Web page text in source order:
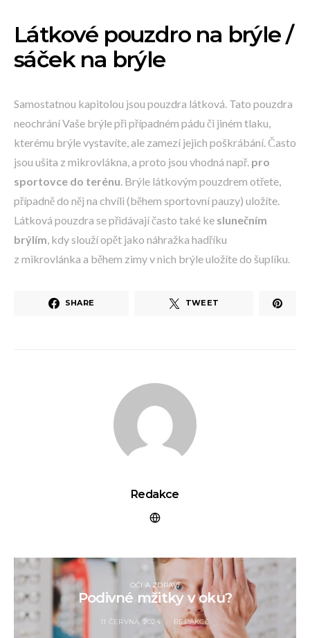
Látkové pouzdro na brýle /
sáček na brýle
Samostatnou kapitolou jsou pouzdra látková. Tato pouzdra
neochrání Vaše brýle při případném pádu či jiném tlaku,
kterému brýle vystavíte, ale zamezí jejich poškrábání. Často
jsou ušita z mikrovlákna, a proto jsou vhodná např. pro
sportovce do terénu. Brýle látkovým pouzdrem otřete,
případně do něj na chvíli (během sportovní pauzy) uložíte.
Látková pouzdra se přidávají často také ke slunečním
brýlím, kdy slouží opět jako náhražka hadříku
z mikrovlánka a během zimy v nich brýle uložíte do šuplíku.
SHARE TWEET
Redakce
OČI A ZDRAVÍ
Podivné mžitky v oku?
11 ČERVNA, 2024 REDAKCE